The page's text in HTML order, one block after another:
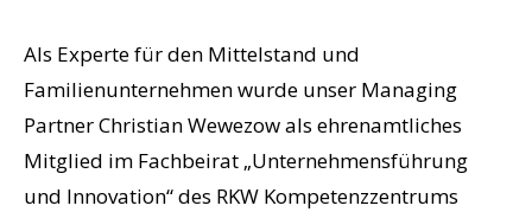
Als Experte für den Mittelstand und
Familienunternehmen wurde unser Managing
Partner Christian Wewezow als ehrenamtliches
Mitglied im Fachbeirat „Unternehmensführung
und Innovation“ des RKW Kompetenzzentrums